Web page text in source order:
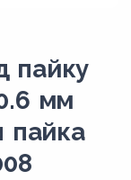
пайку
мм
пайка